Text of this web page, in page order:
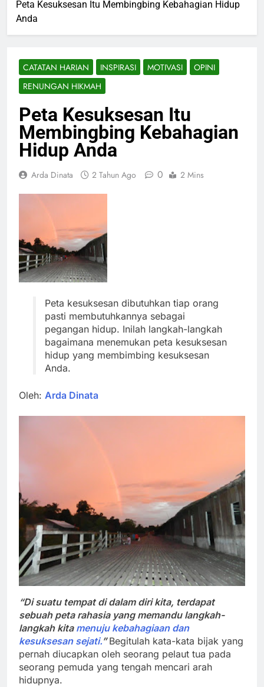
Peta Kesuksesan Itu Membingbing Kebahagian Hidup
Anda
CATATAN HARIAN INSPIRASI MOTIVASI
OPINI
RENUNGAN HIKMAH
Peta Kesuksesan Itu
Membingbing Kebahagian
Hidup Anda
Arda Dinata 2 Tahun Ago 0 2 Mins
Peta kesuksesan dibutuhkan tiap orang
pasti membutuhkannya sebagai
pegangan hidup. Inilah langkah-langkah
bagaimana menemukan peta kesuksesan
hidup yang membimbing kesuksesan
Anda.
Oleh: Arda Dinata
“Di suatu tempat di dalam diri kita, terdapat
sebuah peta rahasia yang memandu langkah-
langkah kita menuju kebahagiaan dan
kesuksesan sejati.”Begitulah kata-kata bijak yang
pernah diucapkan oleh seorang pelaut tua pada
seorang pemuda yang tengah mencari arah
hidupnya.